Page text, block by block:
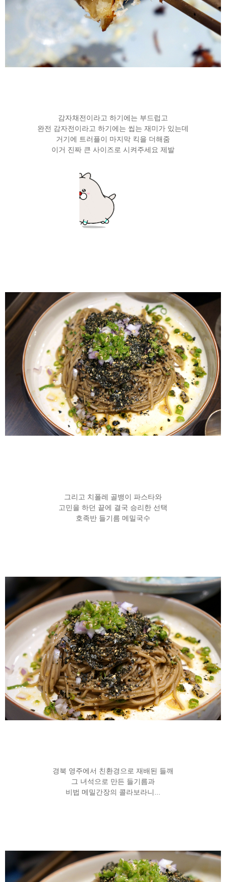
감자채전이라고 하기에는 부드럽고
완전 감자전이라고 하기에는 씹는 재미가 있는데
거기에 트러플이 마지막 킥을 더해줌
이거 진짜 큰 사이즈로 시켜주세요 제발
그리고 치폴레 골뱅이 파스타와
고민을 하던 끝에 결국 승리한 선택
호족반 들기름 메밀국수
경북 영주에서 친환경으로 재배된 들깨
그 녀석으로 만든 들기름과
비법 메밀간장의 콜라보라니...